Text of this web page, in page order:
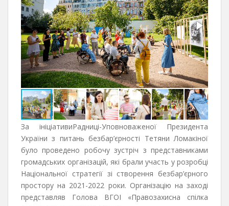
За ініціативиРадниці-Уповноваженої Президента
України з питань безбар’єрності Тетяни Ломакіної
було проведено робочу зустріч з представниками
громадських організацій, які брали участь у розробці
Національної стратегії зі створення безбар’єрного
простору на 2021-2022 роки. Організацію на заході
представляв Голова ВГОІ «Правозахисна спілка